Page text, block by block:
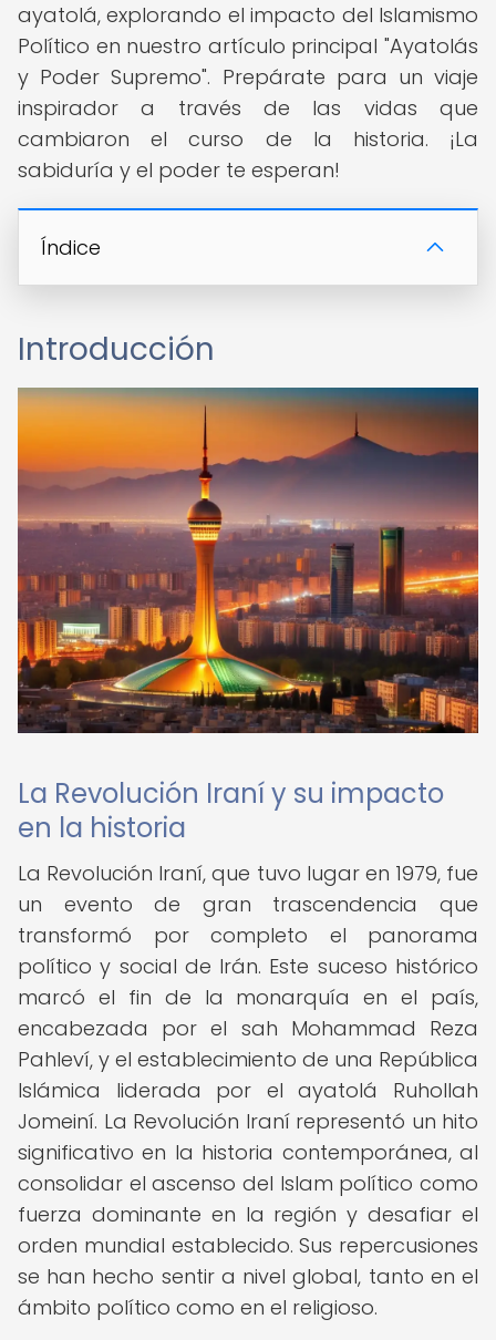
ayatolá, explorando el impacto del Islamismo
Político en nuestro artículo principal "Ayatolás
y Poder Supremo". Prepárate para un viaje
inspirador a través de las vidas que
cambiaron el curso de la historia. ¡La
sabiduría y el poder te esperan!
Índice
Introducción
La Revolución Iraní y su impacto
en la historia
La Revolución Iraní, que tuvo lugar en 1979, fue
un evento de gran trascendencia que
transformó por completo el panorama
político y social de Irán. Este suceso histórico
marcó el fin de la monarquía en el país,
encabezada por el sah Mohammad Reza
Pahleví, y el establecimiento de una República
Islámica liderada por el ayatolá Ruhollah
Jomeiní. La Revolución Iraní representó un hito
significativo en la historia contemporánea, al
consolidar el ascenso del Islam político como
fuerza dominante en la región y desafiar el
orden mundial establecido. Sus repercusiones
se han hecho sentir a nivel global, tanto en el
ámbito político como en el religioso.